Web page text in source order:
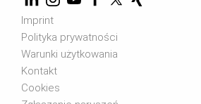
Imprint
Polityka prywatności
Warunki użytkowania
Kontakt
Cookies